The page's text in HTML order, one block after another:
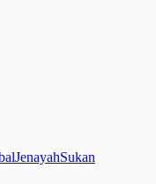
JenayahSukan